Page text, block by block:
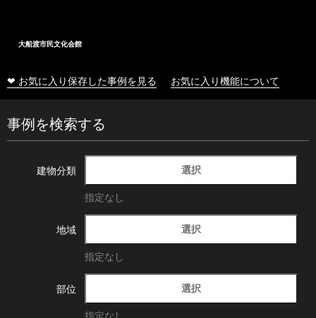
大船渡市民文化会館
❤ お気に入り保存した事例を見る お気に入り機能について
事例を検索する
建物分類 選択
指定なし
地域 選択
指定なし
部位 選択
指定なし